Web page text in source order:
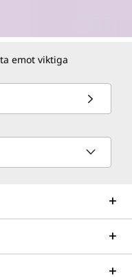
emot viktiga